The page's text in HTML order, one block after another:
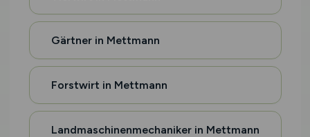
Gärtner in Mettmann
Forstwirt in Mettmann
Landmaschinenmechaniker in Mettmann